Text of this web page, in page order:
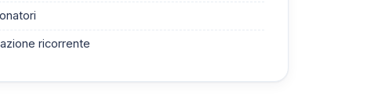
ricorrente